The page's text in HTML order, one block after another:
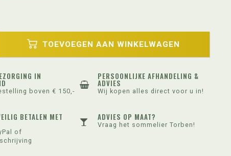
TOEVOEGEN AAN WINKELWAGEN
IN
boven € 150,-
PERSOONLIJKE AFHANDELING &
ADVIES
Wij kopen alles direct voor u in!
BETALEN MET
of
ADVIES OP MAAT?
Vraag het sommelier Torben!